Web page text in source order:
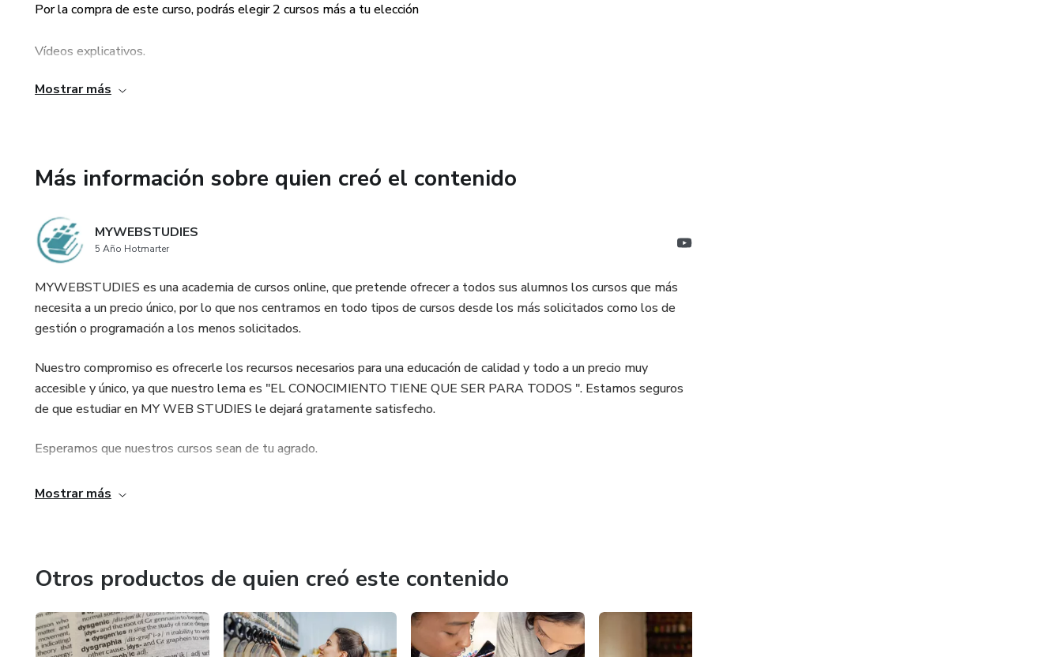
Por la compra de este curso, podrás elegir 2 cursos más a tu elección
Vídeos explicativos.
Test de conocimientos.
Mostrar más
Más información sobre quien creó el contenido
MYWEBSTUDIES
5 Año Hotmarter
MYWEBSTUDIES es una academia de cursos online, que pretende ofrecer a todos sus alumnos los cursos que más
necesita a un precio único, por lo que nos centramos en todo tipos de cursos desde los más solicitados como los de
gestión o programación a los menos solicitados.
Nuestro compromiso es ofrecerle los recursos necesarios para una educación de calidad y todo a un precio muy
accesible y único, ya que nuestro lema es "EL CONOCIMIENTO TIENE QUE SER PARA TODOS ". Estamos seguros
de que estudiar en MY WEB STUDIES le dejará gratamente satisfecho.
Esperamos que nuestros cursos sean de tu agrado.
Mostrar más
Otros productos de quien creó este contenido